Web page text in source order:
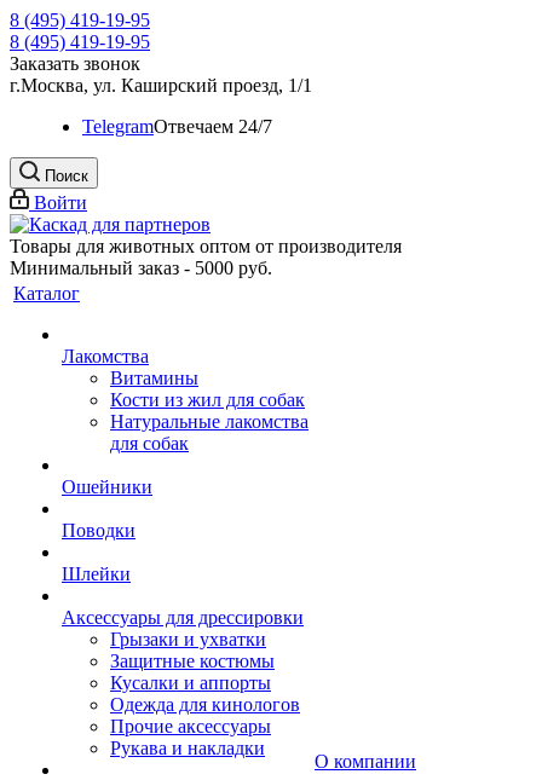
8 (495) 419-19-95
8 (495) 419-19-95
Заказать звонок
г.Москва, ул. Каширский проезд, 1/1
TelegramOтвечаем 24/7
Поиск
Войти
Товары для животных оптом от производителя
Минимальный заказ - 5000 руб.
Каталог
Лакомства
Витамины
Кости из жил для собак
Натуральные лакомства
для собак
Ошейники
Поводки
Шлейки
Аксессуары для дрессировки
Грызаки и ухватки
Защитные костюмы
Кусалки и аппорты
Одежда для кинологов
Прочие аксессуары
Рукава и накладки
О компании